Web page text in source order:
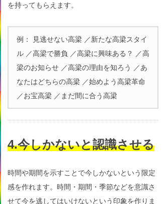
を持ってもらえます。
例： 見逃せない高梁 ／新たな高梁スタイ
ル ／高梁で勝負 ／高梁に興味ある？ ／高
梁のお知らせ ／高梁の理由を知ろう ／あ
なたはどちらの高梁 ／始めよう高梁革命
／お宝高梁 ／まだ間に合う高梁
4.今しかないと認識させる
時間や期間を示すことで今しかないという限定
感を作れます。時間・期間・季節などを意識さ
せて今を逃してはいけないという印象を作りま